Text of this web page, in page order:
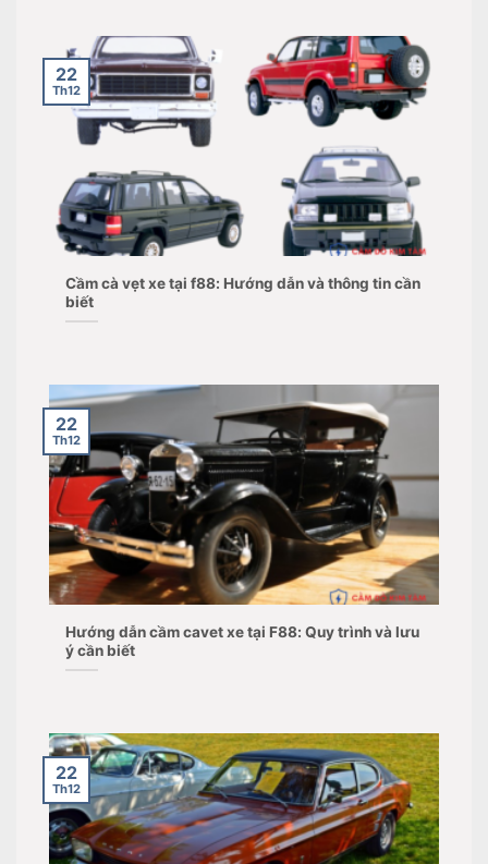
Cầm cà vẹt xe tại f88: Hướng dẫn và thông tin cần
biết
22
Th12
Hướng dẫn cầm cavet xe tại F88: Quy trình và lưu
ý cần biết
22
Th12
22
Th12